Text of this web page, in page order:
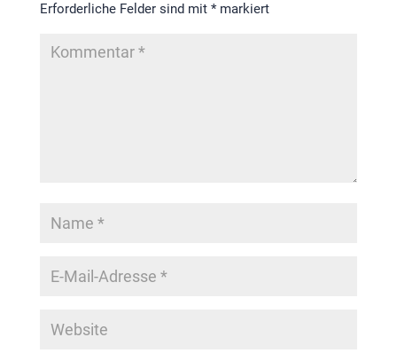
Erforderliche Felder sind mit *markiert